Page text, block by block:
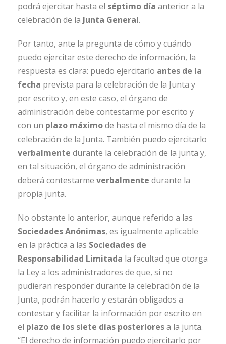
podrá ejercitar hasta el séptimo día anterior a la
celebración de la Junta General.
Por tanto, ante la pregunta de cómo y cuándo
puedo ejercitar este derecho de información, la
respuesta es clara: puedo ejercitarlo antes de la
fecha prevista para la celebración de la Junta y
por escrito y, en este caso, el órgano de
administración debe contestarme por escrito y
con un plazo máximode hasta el mismo día de la
celebración de la Junta. También puedo ejercitarlo
verbalmente durante la celebración de la junta y,
en tal situación, el órgano de administración
deberá contestarme verbalmente durante la
propia junta.
No obstante lo anterior, aunque referido a las
Sociedades Anónimas, es igualmente aplicable
en la práctica a las Sociedades de
Responsabilidad Limitada la facultad que otorga
la Ley a los administradores de que, si no
pudieran responder durante la celebración de la
Junta, podrán hacerlo y estarán obligados a
contestar y facilitar la información por escrito en
el plazo de los siete días posterioresa la junta.
“El derecho de información puedo ejercitarlo por